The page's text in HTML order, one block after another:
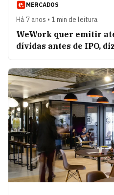
MERCADOS
Há 7 anos • 1 min de leitura
WeWork quer emitir
dívidas antes de IPO,